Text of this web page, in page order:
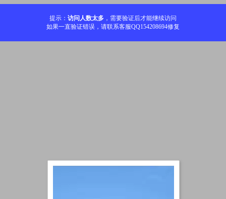
提示： 访问人数太多 ，需要验证后才能继续访问
如果一直验证错误，请联系客服QQ154208694修复